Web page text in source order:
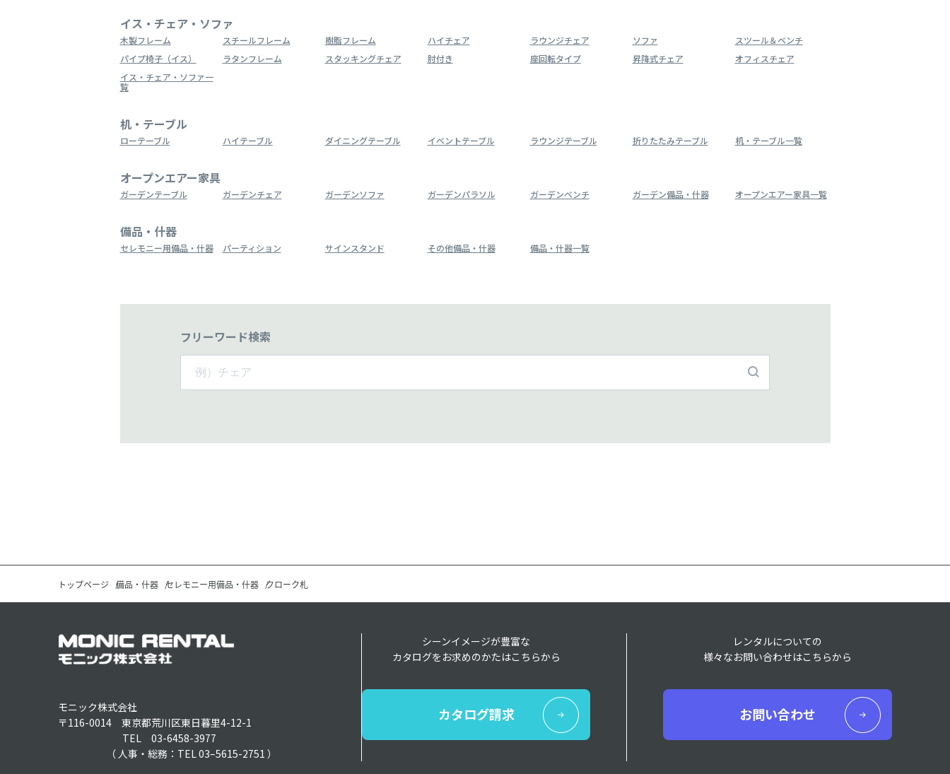
イス・チェア・ソファ
木製フレーム スチールフレーム 樹脂フレーム ハイチェア ラウンジチェア ソファ
スツール＆ベンチ
パイプ椅子（イス）
ラタンフレーム スタッキングチェア 肘付き 座回転タイプ 昇降式チェア
オフィスチェア
イス・チェア・ソファ一
覧
机・テーブル
ローテーブル ハイテーブル ダイニングテーブル イベントテーブル ラウンジテーブル 折りたたみテーブル 机・テーブル一覧
オープンエアー家具
ガーデンテーブル ガーデンチェア ガーデンソファ ガーデンパラソル ガーデンベンチ ガーデン備品・什器 オープンエアー家具一覧
備品・什器
セレモニー用備品・什器 パーティション サインスタンド その他備品・什器 備品・什器一覧
フリーワード検索
トップページ 備品・什器 セレモニー用備品・什器 クローク札
モニック株式会社
〒116-0014 東京都荒川区東日暮里4-12-1
TEL 03-6458-3977
（ 人事・総務：TEL 03–5615-2751 ）
シーンイメージが豊富な
カタログをお求めのかたはこちらから
カタログ請求
レンタルについての
様々なお問い合わせはこちらから
お問い合わせ